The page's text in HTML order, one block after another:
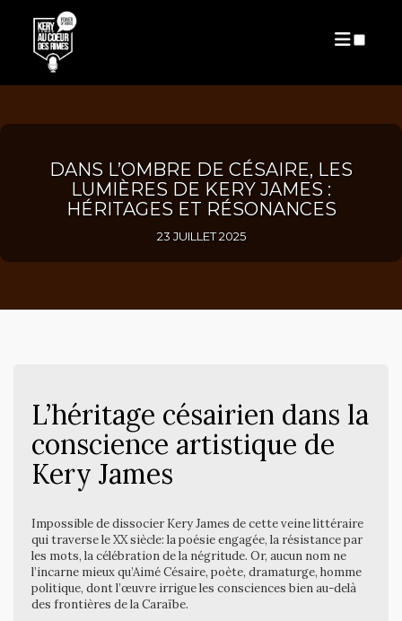
PUBLICATIONS
DANS L’OMBRE DE CÉSAIRE, LES
LUMIÈRES DE KERY JAMES :
HÉRITAGES ET RÉSONANCES
23 JUILLET 2025
L’héritage césairien dans la
conscience artistique de
Kery James
Impossible de dissocier Kery James de cette veine littéraire
qui traverse le XX siècle: la poésie engagée, la résistance par
les mots, la célébration de la négritude. Or, aucun nom ne
l’incarne mieux qu’Aimé Césaire, poète, dramaturge, homme
politique, dont l’œuvre irrigue les consciences bien au-delà
des frontières de la Caraïbe.